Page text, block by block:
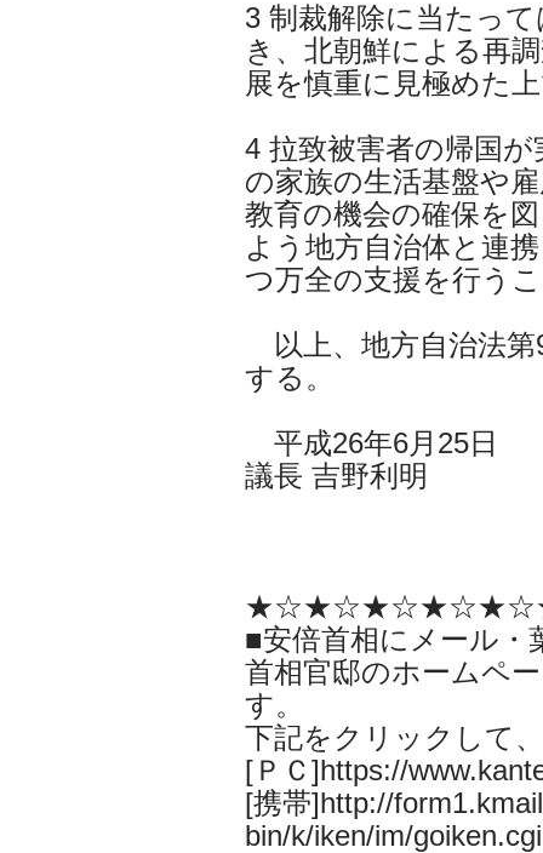
3 制裁解除に当たっ
き、北朝鮮による再
展を慎重に見極めた
4 拉致被害者の帰国
の家族の生活基盤や
教育の機会の確保を
よう地方自治体と連
つ万全の支援を行う
以上、地方自治法第
する。
平成26年6
議長 吉野利明
■安倍首相にメール・
首相官邸のホームペ
す。
下記をクリックして
[ＰＣ]https://
[携帯]http://
bin/k/iken/im/goiken.cgi